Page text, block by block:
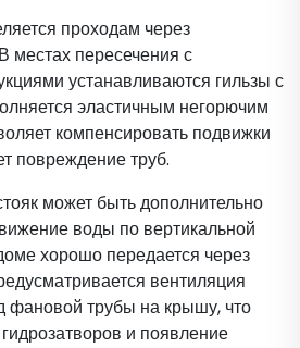
проходам через
местах пересечения с
устанавливаются гильзы с
эластичным негорючим
компенсировать подвижки
повреждение труб.
может быть дополнительно
воды по вертикальной
хорошо передается через
вентиляция
фановой трубы на крышу, что
и появление